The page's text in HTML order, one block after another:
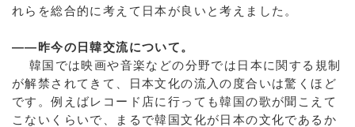
れらを総合的に考えて日本が良いと考えました。
――昨今の日韓交流について。
韓国では映画や音楽などの分野では日本に関する規制
が解禁されてきて、日本文化の流入の度合いは驚くほど
です。例えばレコード店に行っても韓国の歌が聞こえて
こないくらいで、まるで韓国文化が日本の文化であるか